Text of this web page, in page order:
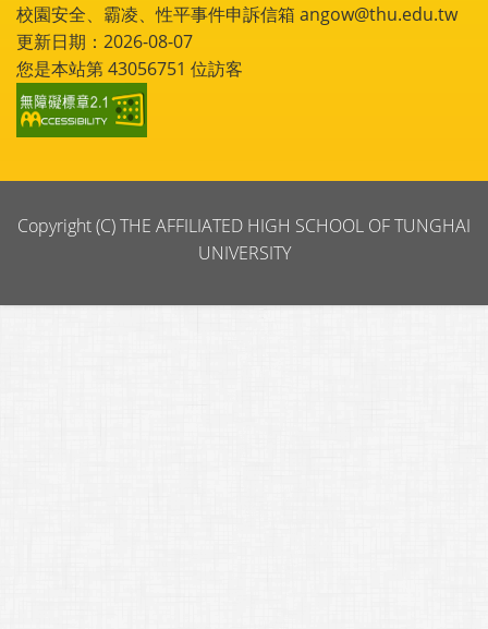
校園安全、霸凌、性平事件申訴信箱 angow@thu.edu.tw
更新日期：2026-08-07
您是本站第43056751 位訪客
Copyright (C) THE AFFILIATED HIGH SCHOOL OF TUNGHAI
UNIVERSITY